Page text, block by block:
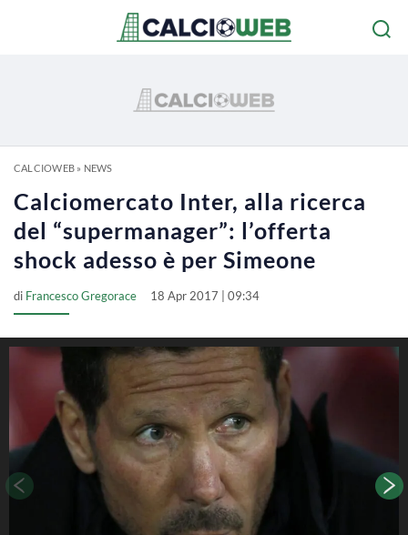
CALCIOWEB» NEWS
Calciomercato Inter, alla ricerca
del “supermanager”: l’offerta
shock adesso è per Simeone
di Francesco Gregorace 18 Apr 2017 | 09:34